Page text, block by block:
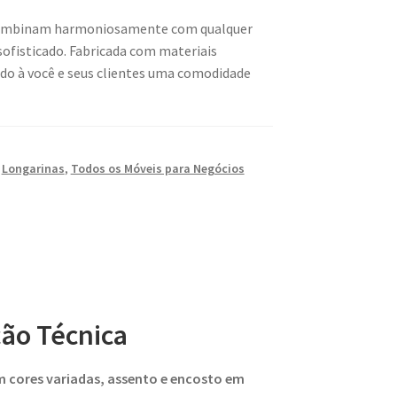
harmoniosamente com qualquer
Fabricada com materiais
à você e seus clientes uma comodidade
Longarinas, Todos os Móveis para Negócios
Técnica
variadas, assento e encosto em